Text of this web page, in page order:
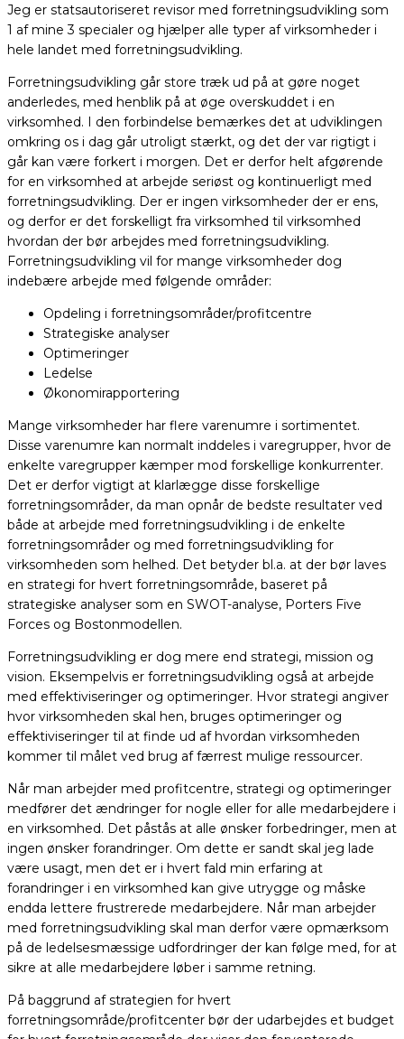
Jeg er statsautoriseret revisor med forretningsudvikling som
1 af mine 3 specialer og hjælper alle typer af virksomheder i
hele landet med forretningsudvikling.
Forretningsudvikling går store træk ud på at gøre noget
anderledes, med henblik på at øge overskuddet i en
virksomhed. I den forbindelse bemærkes det at udviklingen
omkring os i dag går utroligt stærkt, og det der var rigtigt i
går kan være forkert i morgen. Det er derfor helt afgørende
for en virksomhed at arbejde seriøst og kontinuerligt med
forretningsudvikling. Der er ingen virksomheder der er ens,
og derfor er det forskelligt fra virksomhed til virksomhed
hvordan der bør arbejdes med forretningsudvikling.
Forretningsudvikling vil for mange virksomheder dog
indebære arbejde med følgende områder:
Opdeling i forretningsområder/profitcentre
Strategiske analyser
Optimeringer
Ledelse
Økonomirapportering
Mange virksomheder har flere varenumre i sortimentet.
Disse varenumre kan normalt inddeles i varegrupper, hvor de
enkelte varegrupper kæmper mod forskellige konkurrenter.
Det er derfor vigtigt at klarlægge disse forskellige
forretningsområder, da man opnår de bedste resultater ved
både at arbejde med forretningsudvikling i de enkelte
forretningsområder og med forretningsudvikling for
virksomheden som helhed. Det betyder bl.a. at der bør laves
en strategi for hvert forretningsområde, baseret på
strategiske analyser som en SWOT-analyse, Porters Five
Forces og Bostonmodellen.
Forretningsudvikling er dog mere end strategi, mission og
vision. Eksempelvis er forretningsudvikling også at arbejde
med effektiviseringer og optimeringer. Hvor strategi angiver
hvor virksomheden skal hen, bruges optimeringer og
effektiviseringer til at finde ud af hvordan virksomheden
kommer til målet ved brug af færrest mulige ressourcer.
Når man arbejder med profitcentre, strategi og optimeringer
medfører det ændringer for nogle eller for alle medarbejdere i
en virksomhed. Det påstås at alle ønsker forbedringer, men at
ingen ønsker forandringer. Om dette er sandt skal jeg lade
være usagt, men det er i hvert fald min erfaring at
forandringer i en virksomhed kan give utrygge og måske
endda lettere frustrerede medarbejdere. Når man arbejder
med forretningsudvikling skal man derfor være opmærksom
på de ledelsesmæssige udfordringer der kan følge med, for at
sikre at alle medarbejdere løber i samme retning.
På baggrund af strategien for hvert
forretningsområde/profitcenter bør der udarbejdes et budget